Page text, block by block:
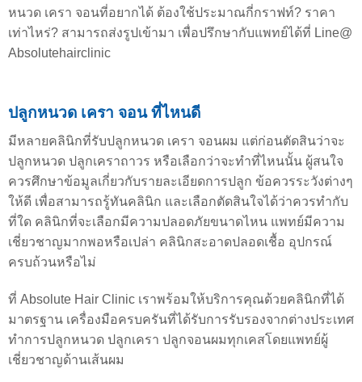
หนวด เครา จอนที่อยากได้ ต้องใช้ประมาณกี่กราฟท์? ราคา
เท่าไหร่? สามารถส่งรูปเข้ามา เพื่อปรึกษากับแพทย์ได้ที่ Line@
Absolutehairclinic
ปลูกหนวด เครา จอน ที่ไหนดี
มีหลายคลินิกที่รับปลูกหนวด เครา จอนผม แต่ก่อนตัดสินว่าจะ
ปลูกหนวด ปลูกเคราถาวร หรือเลือกว่าจะทำที่ไหนนั้น ผู้สนใจ
ควรศึกษาข้อมูลเกี่ยวกับรายละเอียดการปลูก ข้อควรระวังต่างๆ
ให้ดี เพื่อสามารถรู้ทันคลินิก และเลือกตัดสินใจได้ว่าควรทำกับ
ที่ใด คลินิกที่จะเลือกมีความปลอดภัยขนาดไหน แพทย์มีความ
เชี่ยวชาญมากพอหรือเปล่า คลินิกสะอาดปลอดเชื้อ อุปกรณ์
ครบถ้วนหรือไม่
ที่ Absolute Hair Clinic เราพร้อมให้บริการคุณด้วยคลินิกที่ได้
มาตรฐาน เครื่องมือครบครันที่ได้รับการรับรองจากต่างประเทศ
ทำการปลูกหนวด ปลูกเครา ปลูกจอนผมทุกเคสโดยแพทย์ผู้
เชี่ยวชาญด้านเส้นผม